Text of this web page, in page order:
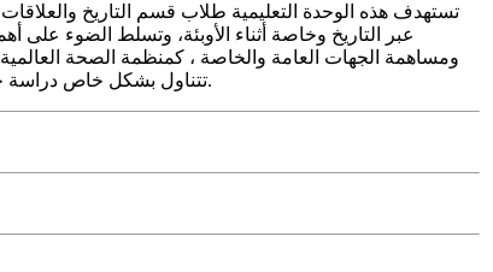
تستهدف هذه الوحدة التعليمية طلاب قسم التاريخ
عبر التاريخ وخاصة أثناء الأوبئة، وتسلط الضوء
ومساهمة الجهات العامة والخاصة ، كمنظمة الصحة
تتناول بشكل خاص دراسة حالة لبنان ومقاومة قطاعه الصحي خلال حرب ١٩٧٥-١٩٩٠ و قدرته على الصمود خلال إ نفجار مرفأ بيروت الذي وقع في ٤ آب ٢٠٢٠.